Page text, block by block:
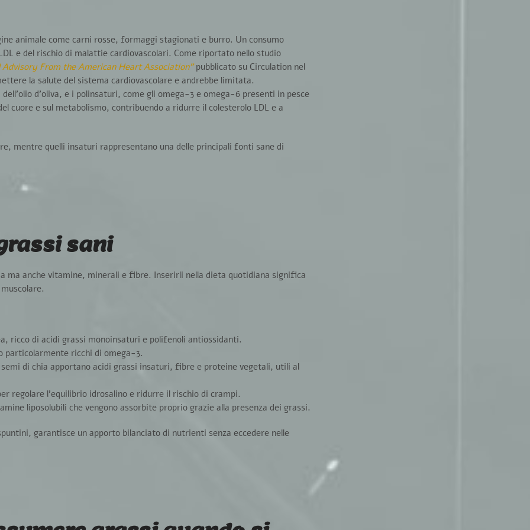
animale come carni rosse, formaggi stagionati e burro. Un consumo
e del rischio di malattie cardiovascolari. Come riportato nello studio
From the American Heart Association” pubblicato su Circulation nel
la salute del sistema cardiovascolare e andrebbe limitata.
d’oliva, e i polinsaturi, come gli omega-3 e omega-6 presenti in pesce
cuore e sul metabolismo, contribuendo a ridurre il colesterolo LDL e a
, mentre quelli insaturi rappresentano una delle principali fonti sane di
sani
ma anche vitamine, minerali e fibre. Inserirli nella dieta quotidiana significa
.
ricco di acidi grassi monoinsaturi e polifenoli antiossidanti.
particolarmente ricchi di omega-3.
di chia apportano acidi grassi insaturi, fibre e proteine vegetali, utili al
regolare l’equilibrio idrosalino e ridurre il rischio di crampi.
liposolubili che vengono assorbite proprio grazie alla presenza dei grassi.
, garantisce un apporto bilanciato di nutrienti senza eccedere nelle